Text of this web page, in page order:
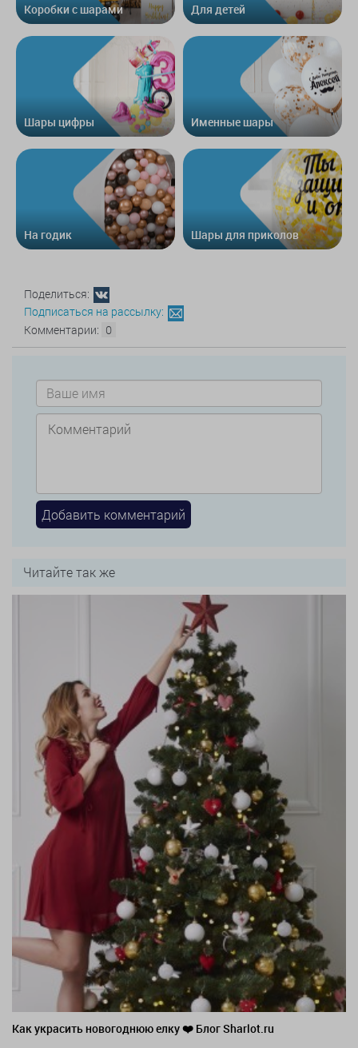
Коробки с шарами Для детей
Шары цифры Именные шары
На годик Шары для приколов
Поделиться:
Подписаться на рассылку:
Комментарии: 0
Читайте так же
Как украсить новогоднюю елку ❤️ Блог Sharlot.ru